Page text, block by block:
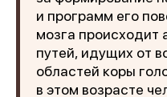
и программ его
мозга происходит
путей, идущих от
областей коры
в этом возрасте